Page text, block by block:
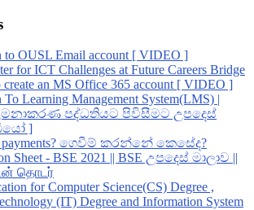
to OUSL Email account [ VIDEO ]
for ICT Challenges at Future Careers Bridge
create an MS Office 365 account [ VIDEO ]
Learning Management System(LMS) |
පද්ධතියට පිවිසීමට උපදෙස්
]
payments? ගෙවීම් කරන්නේ කෙසේද?
Sheet - BSE 2021 || BSE උපදෙස් මාලාව ||
தொடர்
for Computer Science(CS) Degree ,
(IT) Degree and Information System